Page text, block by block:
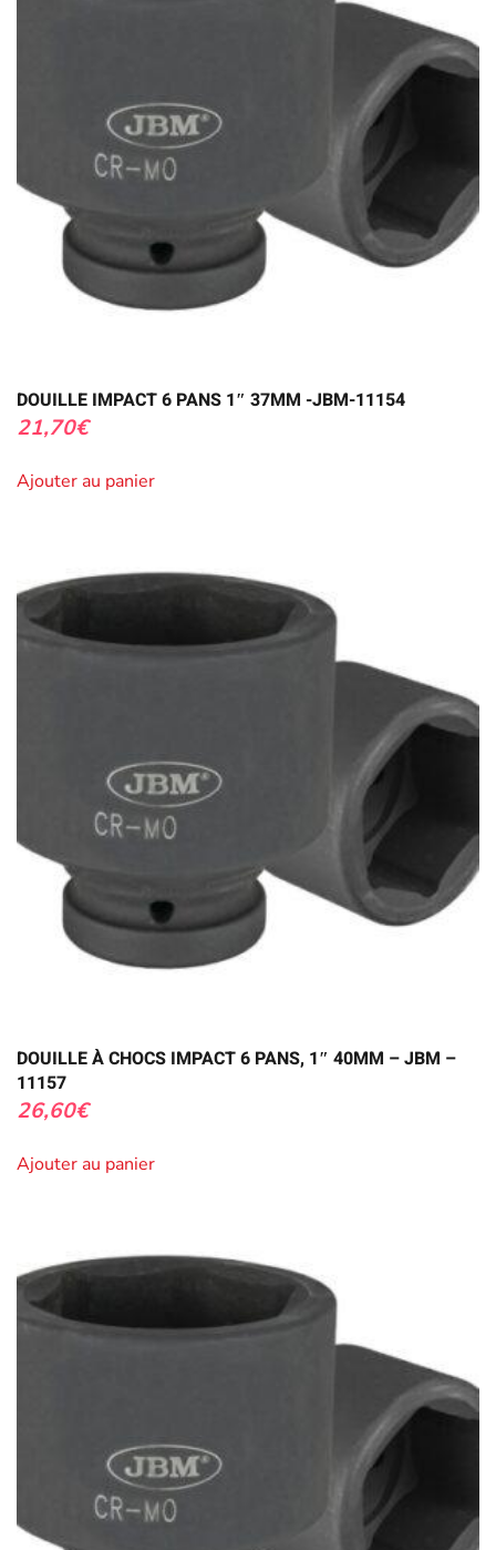
DOUILLE IMPACT 6 PANS 1″ 37MM -JBM-11154
21,70€
Ajouter au panier
DOUILLE À CHOCS IMPACT 6 PANS, 1″ 40MM – JBM –
11157
26,60€
Ajouter au panier